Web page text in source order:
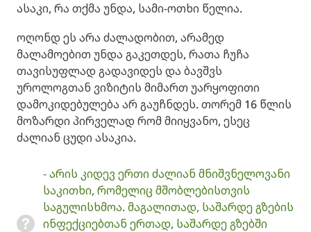
ასაკი, რა თქმა უნდა, სამი-ოთხი წელია.
ოღონდ ეს არა ძალადობით, არამედ
მალამოებით უნდა გაკეთდეს, რათა ჩუჩა
თავისუფლად გადავიდეს და ბავშვს
უროლოგთან ვიზიტის მიმართ უარყოფითი
დამოკიდებულება არ გაუჩნდეს. თორემ 16 წლის
მოზარდი პირველად რომ მიიყვანო, ესეც
ძალიან ცუდი ასაკია.
- არის კიდევ ერთი ძალიან მნიშვნელოვანი
საკითხი, რომელიც მშობლებისთვის
საგულისხმოა. მაგალითად, საშარდე გზების
ინფექციებთან ერთად, საშარდე გზებში